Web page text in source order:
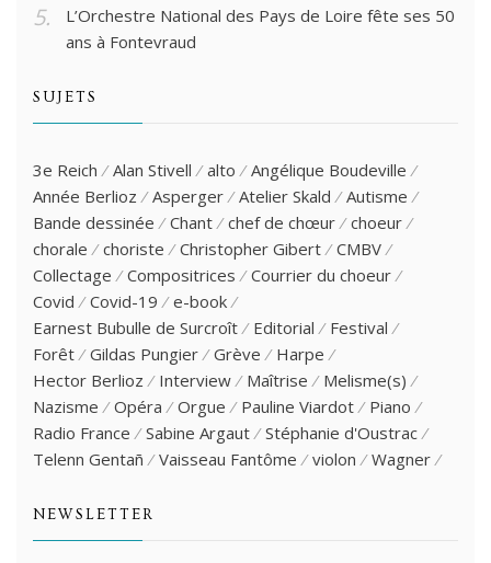
L’Orchestre National des Pays de Loire fête ses 50
ans à Fontevraud
SUJETS
3e Reich Alan Stivell alto
Angélique Boudeville
Année Berlioz
Asperger Atelier Skald
Autisme
Bande dessinée
Chant chef de chœur
choeur
chorale
choriste Christopher Gibert
CMBV
Collectage
Compositrices
Courrier du choeur
Covid
Covid-19
e-book
Earnest Bubulle de Surcroît
Editorial
Festival
Forêt
Gildas Pungier Grève
Harpe
Hector Berlioz
Interview Maîtrise
Melisme(s)
Nazisme
Opéra Orgue Pauline Viardot
Piano
Radio France
Sabine Argaut
Stéphanie d'Oustrac
Telenn Gentañ
Vaisseau Fantôme violon Wagner
NEWSLETTER